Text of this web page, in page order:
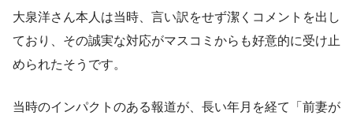
大泉洋さん本人は当時、言い訳をせず潔くコメントを出し
ており、その誠実な対応がマスコミからも好意的に受け止
められたそうです。
当時のインパクトのある報道が、長い年月を経て「前妻が